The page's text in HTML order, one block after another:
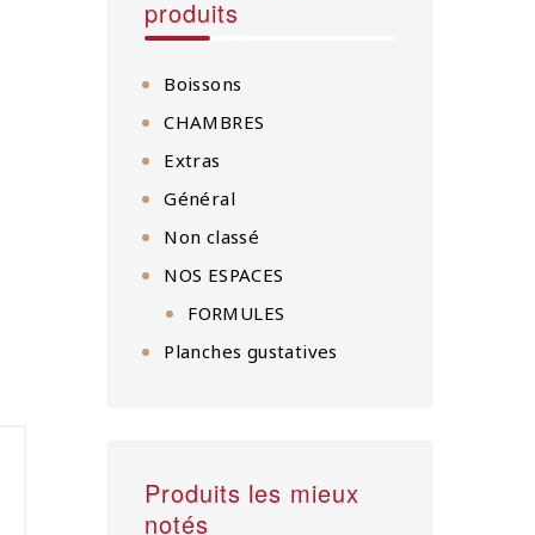
produits
Boissons
CHAMBRES
Extras
Général
Non classé
NOS ESPACES
FORMULES
Planches gustatives
Produits les mieux
notés